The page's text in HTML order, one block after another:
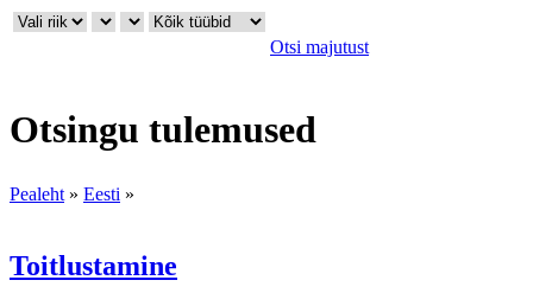
Otsi majutust
Otsingu tulemused
Pealeht » Eesti »
Toitlustamine